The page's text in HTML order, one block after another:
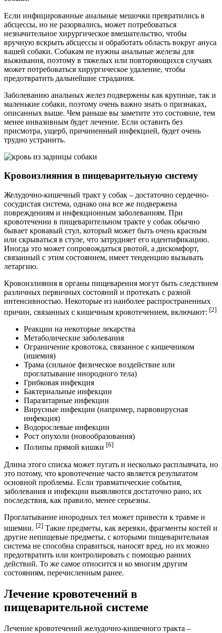
Если инфицированные анальные мешочки превратились в
абсцессы, но не разорвались, может потребоваться
незначительное хирургическое вмешательство, чтобы
вручную вскрыть абсцессы и обработать область вокруг ануса
вашей собаки. Собакам не нужны анальные железы для
выживания, поэтому в тяжелых или повторяющихся случаях
может потребоваться хирургическое удаление, чтобы
предотвратить дальнейшие страдания.
Заболеванию анальных желез подвержены как крупные, так и
маленькие собаки, поэтому очень важно знать о признаках,
описанных выше. Чем раньше вы заметите это состояние, тем
менее инвазивным будет лечение. Если оставить без
присмотра, ущерб, причиненный инфекцией, будет очень
трудно устранить.
Кровоизлияния в пищеварительную систему
Желудочно-кишечный тракт у собак – достаточно сердечно-
сосудистая система, однако она все же подвержена
повреждениям и инфекционным заболеваниям. При
кровотечении в пищеварительном тракте у собак обычно
бывает кровавый стул, который может быть очень красным
или скрываться в стуле, что затрудняет его идентификацию.
Иногда это может сопровождаться рвотой, а дискомфорт,
связанный с этим состоянием, имеет тенденцию вызывать
летаргию.
Кровоизлияния в органы пищеварения могут быть следствием
различных первичных состояний и протекать с разной
интенсивностью. Некоторые из наиболее распространенных
причин, связанных с кишечным кровотечением, включают: [2]
Реакции на некоторые лекарства
Метаболические заболевания
Ограничение кровотока, связанное с кишечником
(ишемия)
Трама (сильное физическое воздействие или
проглатывание инородного тела)
Грибковая инфекция
Бактериальные инфекции
Паразитарные инфекции
Вирусные инфекции (например, парвовирусная
инфекция)
Водорослевые инфекции
Рост опухоли (новообразования)
Полипы прямой кишки [6]
Длина этого списка может пугать и несколько расплывчата, но
это потому, что кровотечение часто является результатом
основной проблемы. Если травматические события,
заболевания и инфекции выявляются достаточно рано, их
последствия, как правило, менее серьезны.
Проглатывание инородных тел может привести к травме и
ишемии. [2] Такие предметы, как веревки, фрагменты костей и
другие непищевые предметы, с которыми пищеварительная
система не способна справиться, наносят вред, но их можно
предотвратить или контролировать с помощью ранних
действий. То же самое относится и ко многим другим
состояниям, перечисленным ранее.
Лечение кровотечений в
пищеварительной системе
Лечение кровотечений желудочно-кишечного тракта –